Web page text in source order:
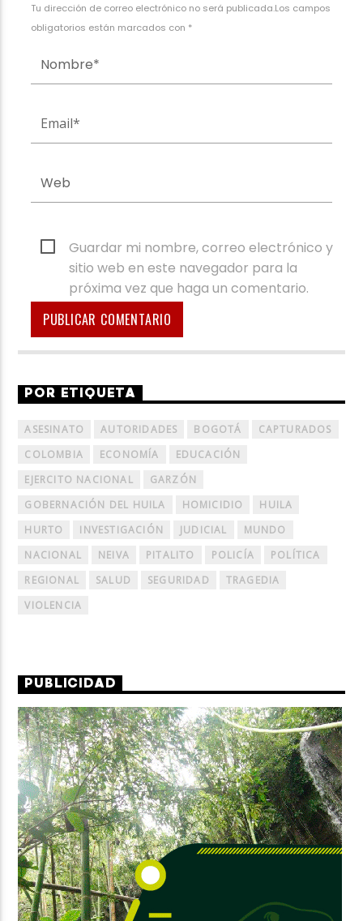
Tu dirección de correo electrónico no será publicada.Los campos
obligatorios están marcados con *
Guardar mi nombre, correo electrónico y
sitio web en este navegador para la
próxima vez que haga un comentario.
POR ETIQUETA
ASESINATO AUTORIDADES BOGOTÁ
CAPTURADOS
COLOMBIA
ECONOMÍA
EDUCACIÓN
EJERCITO NACIONAL
GARZÓN
GOBERNACIÓN DEL HUILA
HOMICIDIO
HUILA
HURTO
INVESTIGACIÓN JUDICIAL
MUNDO
NACIONAL
NEIVA PITALITO POLICÍA
POLÍTICA
REGIONAL
SALUD SEGURIDAD
TRAGEDIA
VIOLENCIA
PUBLICIDAD